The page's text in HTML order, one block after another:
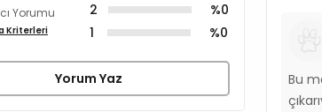
Yorumu
Kriterleri
2
%0
1
%0
Yorum Yaz
Bu